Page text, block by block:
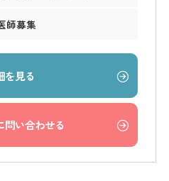
師募集
を見る
問い合わせる